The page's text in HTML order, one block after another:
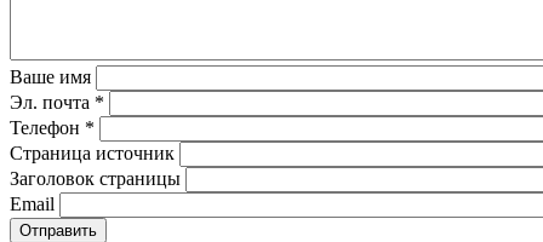
Ваше имя
Эл. почта *
Телефон *
Страница источник
Заголовок страницы
Email